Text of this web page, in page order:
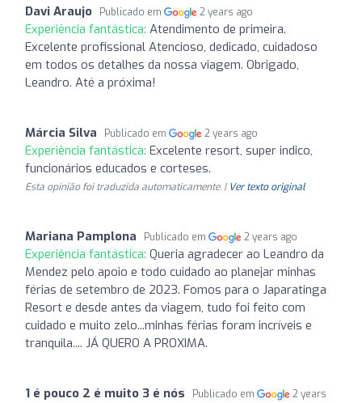
Davi Araujo Publicado em 2 years ago
Experiência fantástica: Atendimento de primeira.
Excelente profissional Atencioso, dedicado, cuidadoso
em todos os detalhes da nossa viagem. Obrigado,
Leandro. Até a próxima!
Márcia Silva Publicado em 2 years ago
Experiência fantástica: Excelente resort, super indico,
funcionários educados e corteses.
Esta opinião foi traduzida automaticamente. | Ver texto original
Mariana Pamplona Publicado em 2 years ago
Experiência fantástica: Queria agradecer ao Leandro da
Mendez pelo apoio e todo cuidado ao planejar minhas
férias de setembro de 2023. Fomos para o Japaratinga
Resort e desde antes da viagem, tudo foi feito com
cuidado e muito zelo...minhas férias foram incríveis e
tranquila.... JÁ QUERO A PROXIMA.
1 é pouco 2 é muito 3 é nós Publicado em
2 years